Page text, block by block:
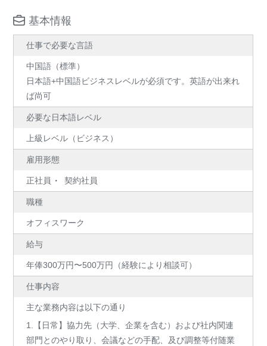
基本情報
仕事で必要な言語
中国語（標準）
日本語+中国語ビジネスレベルが必須です。英語が出来れ
ば尚可
必要な日本語レベル
上級レベル（ビジネス）
雇用形態
正社員 契約社員
職種
オフィスワーク
給与
年俸300万円〜500万円（経験により相談可）
仕事内容
主な業務内容は以下の通り
1.【日常】協力先（大学、企業を含む）および社内関連
部門とのやり取り、会議などの手配、及び調整等付随業